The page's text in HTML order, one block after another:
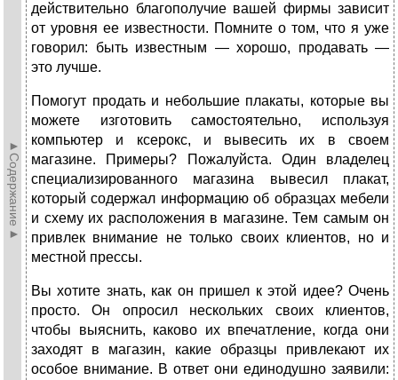
►Содержание►
действительно благополучие вашей фирмы зависит
от уровня ее известности. Помните о том, что я уже
говорил: быть известным — хорошо, продавать —
это лучше.
Помогут продать и небольшие плакаты, которые вы
можете изготовить самостоятельно, используя
компьютер и ксерокс, и вывесить их в своем
магазине. Примеры? Пожалуйста. Один владелец
специализированного магазина вывесил плакат,
который содержал информацию об образцах мебели
и схему их расположения в магазине. Тем самым он
привлек внимание не только своих клиентов, но и
местной прессы.
Вы хотите знать, как он пришел к этой идее? Очень
просто. Он опросил нескольких своих клиентов,
чтобы выяснить, каково их впечатление, когда они
заходят в магазин, какие образцы привлекают их
особое внимание. В ответ они единодушно заявили: